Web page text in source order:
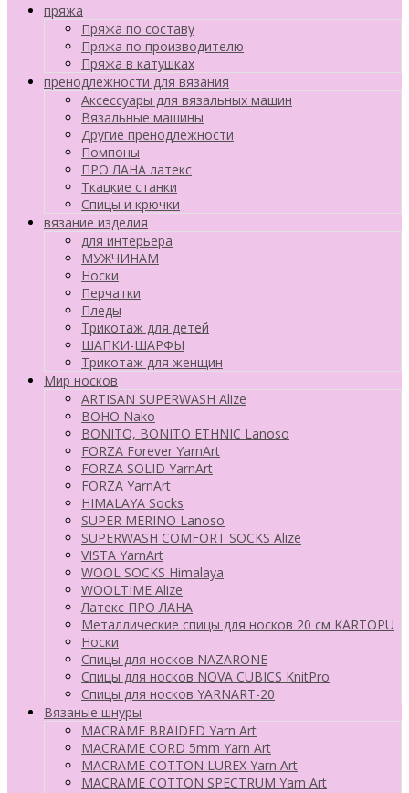
пряжа
Пряжа по составу
Пряжа по производителю
Пряжа в катушках
пренодлежности для вязания
Аксессуары для вязальных машин
Вязальные машины
Другие пренодлежности
Помпоны
ПРО ЛАНА латекс
Ткацкие станки
Cпицы и крючки
вязание изделия
для интерьера
МУЖЧИНАМ
Носки
Перчатки
Пледы
Трикотаж для детей
ШАПКИ-ШАРФЫ
Трикотаж для женщин
Мир носков
ARTISAN SUPERWASH Alize
BOHO Nako
BONITO, BONITO ETHNIC Lanoso
FORZA Forever YarnArt
FORZA SOLID YarnArt
FORZA YarnArt
HIMALAYA Socks
SUPER MERINO Lanoso
SUPERWASH COMFORT SOCKS Alize
VISTA YarnArt
WOOL SOCKS Himalaya
WOOLTIME Alize
Латекс ПРО ЛАНА
Металлические спицы для носков 20 см KARTOPU
Носки
Спицы для носков NAZARONE
Спицы для носков NOVA CUBICS KnitPro
Спицы для носков YARNART-20
Вязаные шнуры
MACRAME BRAIDED Yarn Art
MACRAME CORD 5mm Yarn Art
MACRAME COTTON LUREX Yarn Art
MACRAME COTTON SPECTRUM Yarn Art